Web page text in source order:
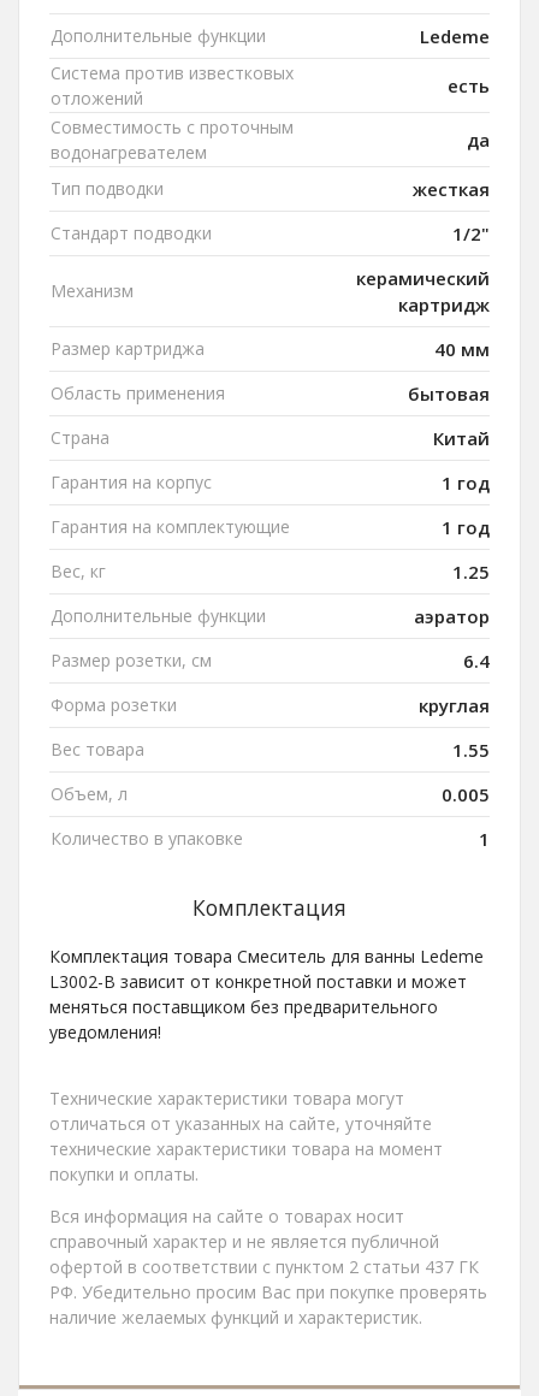
Дополнительные функции Ledeme
Система против известковых
отложений
есть
Совместимость с проточным
водонагревателем
да
Тип подводки жесткая
Стандарт подводки 1/2"
Механизм
керамический
картридж
Размер картриджа 40 мм
Область применения бытовая
Страна Китай
Гарантия на корпус 1 год
Гарантия на комплектующие 1 год
Вес, кг 1.25
Дополнительные функции аэратор
Размер розетки, см 6.4
Форма розетки круглая
Вес товара 1.55
Объем, л 0.005
Количество в упаковке 1
Комплектация
Комплектация товара Смеситель для ванны Ledeme
L3002-B зависит от конкретной поставки и может
меняться поставщиком без предварительного
уведомления!
Технические характеристики товара могут
отличаться от указанных на сайте, уточняйте
технические характеристики товара на момент
покупки и оплаты.
Вся информация на сайте о товарах носит
справочный характер и не является публичной
офертой в соответствии с пунктом 2 статьи 437 ГК
РФ. Убедительно просим Вас при покупке проверять
наличие желаемых функций и характеристик.